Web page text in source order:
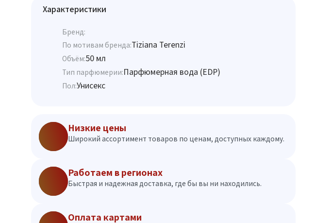
Характеристики
Бренд:
По мотивам бренда:Tiziana Terenzi
Объём:50 мл
Тип парфюмерии:Парфюмерная вода (EDP)
Пол:Унисекс
Низкие цены
Широкий ассортимент товаров по ценам, доступных каждому.
Работаем в регионах
Быстрая и надежная доставка, где бы вы ни находились.
Оплата картами